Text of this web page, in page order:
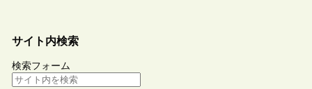
サイト内検索
検索フォーム